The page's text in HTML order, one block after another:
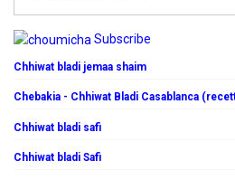
Subscribe
Chhiwat bladi jemaa shaim
Chebakia - Chhiwat Bladi Casablanca
Chhiwat bladi safi
Chhiwat bladi Safi